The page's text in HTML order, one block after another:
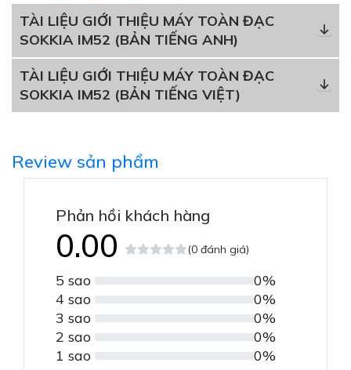
TÀI LIỆU GIỚI THIỆU MÁY TOÀN ĐẠC
SOKKIA IM52 (BẢN TIẾNG ANH)
TÀI LIỆU GIỚI THIỆU MÁY TOÀN ĐẠC
SOKKIA IM52 (BẢN TIẾNG VIỆT)
Review sản phẩm
Phản hồi khách hàng
0.00 (0 đánh giá)
5 sao
0%
4 sao
0%
3 sao
0%
2 sao
0%
1 sao
0%